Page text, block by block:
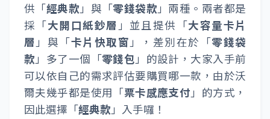
供「經典款」與「零錢袋款」兩種。兩者都是
採「大開口紙鈔層 」並且提供「大容量卡片
層」與「卡片快取窗」，差別在於「零錢袋
款」多了一個「零錢包」的設計，大家入手前
可以依自己的需求評估要購買哪一款，由於沃
爾夫幾乎都是使用「票卡感應支付」的方式，
因此選擇「經典款」入手囉！